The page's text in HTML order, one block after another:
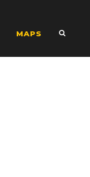
MAPS